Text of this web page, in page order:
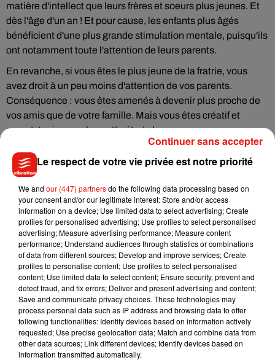
matière d'intellect que leurs frères et soeurs plus jeunes. Et
dès l'âge d'un an ! Et pour cause, les enfants plus âgés
bénéficient d'une plus grande stimulation mentale, puisqu'ils
ont notamment toute l'attention de leurs parents.
En revanche, si vous êtes le plus jeune de la fratrie, vous
avez droit à un peu moins d'attention de vos parents.
Conséquence : vous êtes amenés à devenir plus proche de
vos amis que de votre famille. Mais vous êtes créatif et
ouvert, toujours selon cette étude !
Musique
7 août 2026
Julien Lieb s’essaye à la vie de chatelain
dans son nouveau clip
7 août 2026
Madonna sort enfin le remix de « Love
Sensation » avec Kylie Minogue
Le respect de votre vie privée est notre priorité
We and our (447) partnersdo the following data processing based on
your consent and/or our legitimate interest: Store and/or access
information on a device; Use limited data to select advertising; Create
profiles for personalised advertising; Use profiles to select personalised
advertising; Measure advertising performance; Measure content
performance; Understand audiences through statistics or combinations
of data from different sources; Develop and improve services; Create
profiles to personalise content; Use profiles to select personalised
content; Use limited data to select content; Ensure security, prevent and
detect fraud, and fix errors; Deliver and present advertising and content;
Save and communicate privacy choices. These technologies may
process personal data such as IP address and browsing data to offer
following functionalities: Identify devices based on information actively
requested; Use precise geolocation data; Match and combine data from
other data sources; Link different devices; Identify devices based on
information transmitted automatically.
Continuer sans accepter